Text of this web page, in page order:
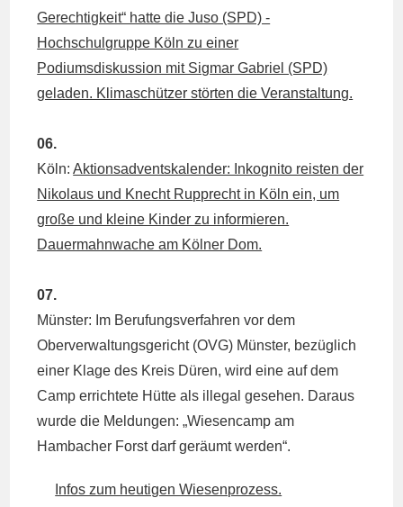
Gerechtigkeit“ hatte die Juso (SPD) -
Hochschulgruppe Köln zu einer
Podiumsdiskussion mit Sigmar Gabriel (SPD)
geladen. Klimaschützer störten die Veranstaltung.
06.
Köln:Aktionsadventskalender: Inkognito reisten der
Nikolaus und Knecht Rupprecht in Köln ein, um
große und kleine Kinder zu informieren.
Dauermahnwache am Kölner Dom.
07.
Münster: Im Berufungsverfahren vor dem
Oberverwaltungsgericht (OVG) Münster, bezüglich
einer Klage des Kreis Düren, wird eine auf dem
Camp errichtete Hütte als illegal gesehen. Daraus
wurde die Meldungen: „Wiesencamp am
Hambacher Forst darf geräumt werden“.
Infos zum heutigen Wiesenprozess.